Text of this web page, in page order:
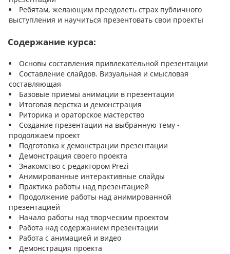
Ребятам, желающим преодолеть страх публичного
выступления и научиться презентовать свои проекты
Содержание курса:
Основы составления привлекательной презентации
Составление слайдов. Визуальная и смысловая
составляющая
Базовые приемы анимации в презентации
Итоговая верстка и демонстрация
Риторика и ораторское мастерство
Создание презентации на выбранную тему -
продолжаем проект
Подготовка к демонстрации презентации
Демонстрация своего проекта
Знакомство с редактором Prezi
Анимированные интерактивные слайды
Практика работы над презентацией
Продолжение работы над анимированной
презентацией
Начало работы над творческим проектом
Работа над содержанием презентации
Работа с анимацией и видео
Демонстрация проекта